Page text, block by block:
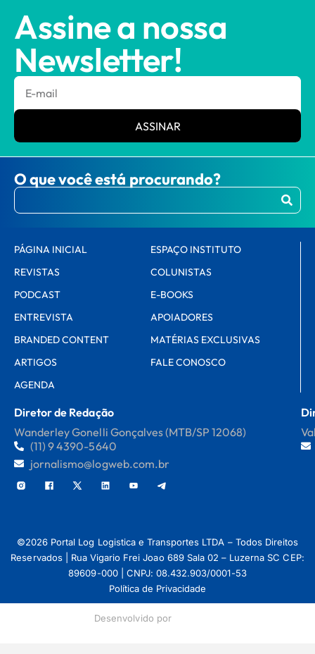
Assine a nossa
Newsletter!
ASSINAR
O que você está procurando?
PÁGINA INICIAL
REVISTAS
PODCAST
ENTREVISTA
BRANDED CONTENT
ARTIGOS
AGENDA
ESPAÇO INSTITUTO
COLUNISTAS
E-BOOKS
APOIADORES
MATÉRIAS EXCLUSIVAS
FALE CONOSCO
Diretor de Redação
Wanderley Gonelli Gonçalves (MTB/SP 12068)
(11) 9 4390-5640
jornalismo@logweb.com.br
©2026 Portal Log Logistica e Transportes LTDA – Todos Direitos
Reservados | Rua Vigario Frei Joao 689 Sala 02 – Luzerna SC CEP:
89609-000 | CNPJ: 08.432.903/0001-53
Política de Privacidade
Desenvolvido por